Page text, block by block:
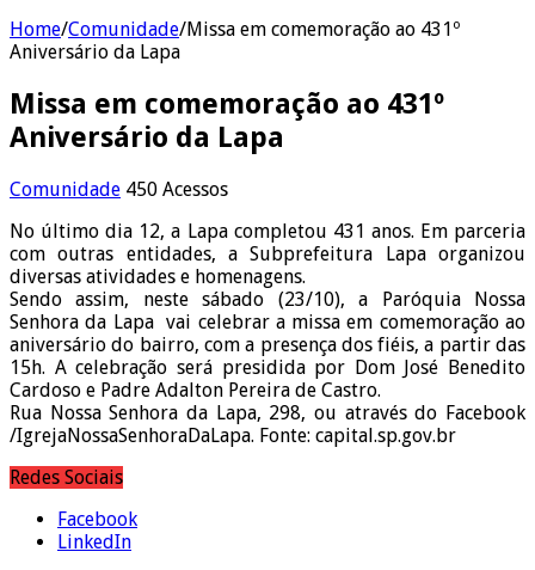
Home/Comunidade/Missa em comemoração ao 431º
Aniversário da Lapa
Missa em comemoração ao 431º
Aniversário da Lapa
Comunidade 450 Acessos
No último dia 12, a Lapa completou 431 anos. Em parceria
com outras entidades, a Subprefeitura Lapa organizou
diversas atividades e homenagens.
Sendo assim, neste sábado (23/10), a Paróquia Nossa
Senhora da Lapa vai celebrar a missa em comemoração ao
aniversário do bairro, com a presença dos fiéis, a partir das
15h. A celebração será presidida por Dom José Benedito
Cardoso e Padre Adalton Pereira de Castro.
Rua Nossa Senhora da Lapa, 298, ou através do Facebook
/IgrejaNossaSenhoraDaLapa. Fonte: capital.sp.gov.br
Redes Sociais
Facebook
LinkedIn